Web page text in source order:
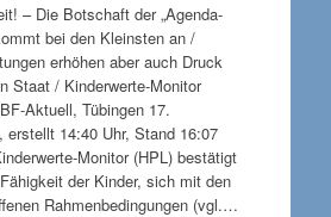
– Die Botschaft der „Agenda-
bei den Kleinsten an /
erhöhen aber auch Druck
Staat / Kinderwerte-Monitor
Aktuell, Tübingen 17.
erstellt 14:40 Uhr, Stand 16:07
Monitor (HPL) bestätigt
der Kinder, sich mit den
Rahmenbedingungen (vgl.…